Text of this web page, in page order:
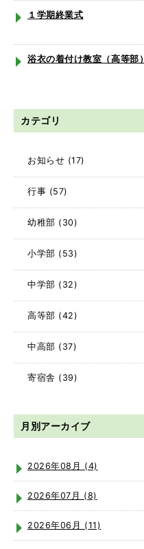
１学期終業式
浴衣の着付け教室（高等部）
カテゴリ
お知らせ (17)
行事 (57)
幼稚部 (30)
小学部 (53)
中学部 (32)
高等部 (42)
中高部 (37)
寄宿舎 (39)
月別アーカイブ
2026年08月 (4)
2026年07月 (8)
2026年06月 (11)